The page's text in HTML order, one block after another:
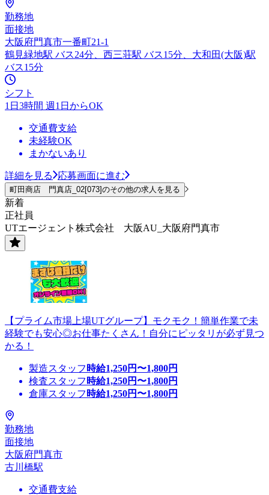
勤務地
面接地
大阪府門真市一番町21-1
鶴見緑地駅 バス24分、西三荘駅 バス15分、大和田(大阪)駅
バス15分
シフト
1日3時間 週1日からOK
交通費支給
未経験OK
まかないあり
詳細を見る 応募画面に進む
町田商店 門真店_02[073]のその他の求人を見る
新着
正社員
UTエージェント株式会社 大阪AU_大阪府門真市
【プライム市場上場UTグループ】モクモク！簡単作業で未
経験でも安心◎お仕事たくさん！自分にピッタリが必ず見つ
かる！
製造スタッフ 時給1,250円〜1,800円
検査スタッフ 時給1,250円〜1,800円
倉庫スタッフ 時給1,250円〜1,800円
勤務地
面接地
大阪府門真市
古川橋駅
交通費支給